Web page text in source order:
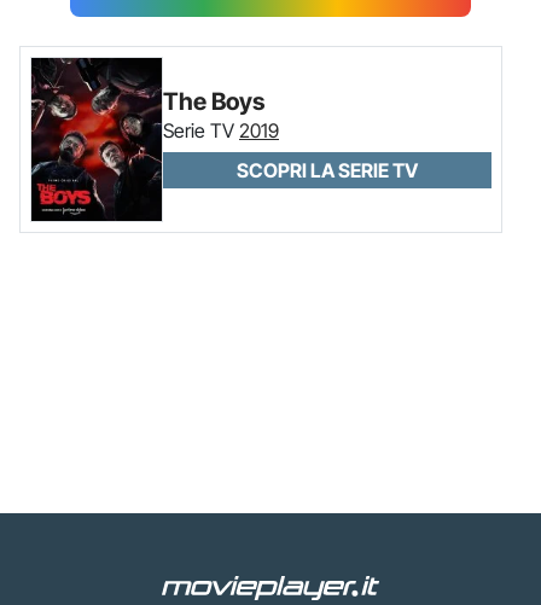
The Boys
Serie TV 2019
SCOPRI LA SERIE TV